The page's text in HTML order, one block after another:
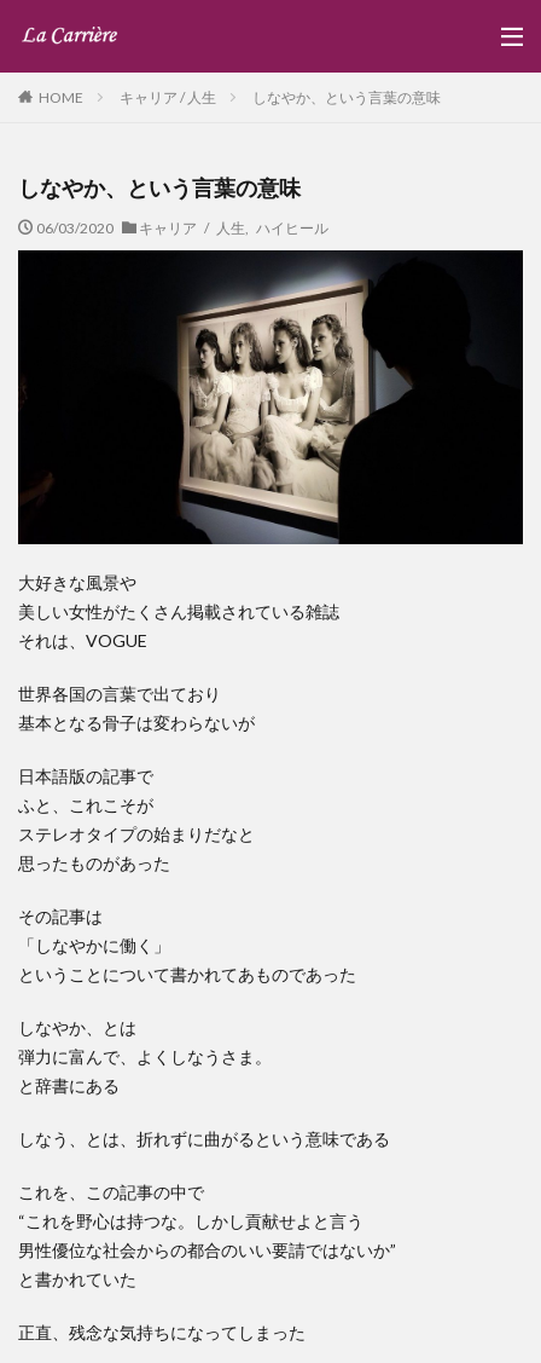
HOME キャリア / 人生 しなやか、という言葉の意味
しなやか、という言葉の意味
06/03/2020 キャリア / 人生 ハイヒール
大好きな風景や
美しい女性がたくさん掲載されている雑誌
それは、VOGUE
世界各国の言葉で出ており
基本となる骨子は変わらないが
日本語版の記事で
ふと、これこそが
ステレオタイプの始まりだなと
思ったものがあった
その記事は
「しなやかに働く」
ということについて書かれてあものであった
しなやか、とは
弾力に富んで、よくしなうさま。
と辞書にある
しなう、とは、折れずに曲がるという意味である
これを、この記事の中で
“これを野心は持つな。しかし貢献せよと言う
男性優位な社会からの都合のいい要請ではないか”
と書かれていた
正直、残念な気持ちになってしまった